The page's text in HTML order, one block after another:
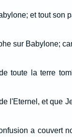
et tout son
sur Babylone;
toute la terre
l'Eternel, et que
a couvert